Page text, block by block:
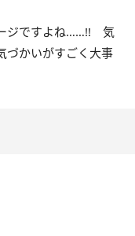
ジですよね……!! 気
づかいがすごく大事